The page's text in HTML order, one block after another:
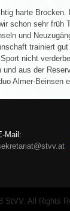
harte
schon sehr früh
und
trainiert
nicht
und aus der
Almer-Beinsen
Mail:
StVV. All Rights